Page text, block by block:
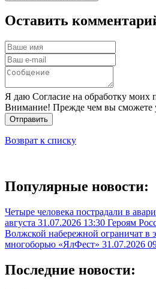
Оставить
Я даю Согласие на обработку моих
Внимание! Прежде чем вы сможете
Отправить
Возврат к списку
Популярные новости:
Четыре человека пострадали в
августа 31.07.2026 13:30 Героям
Волжской набережной ограничат в
многоборью «ЯлФест» 31.07.2026
Последние новости: